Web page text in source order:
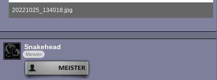
20221025_134018.jpg
2,32 MB, 2.655×3.714, 222 mal angesehen
Snakehead
Meister